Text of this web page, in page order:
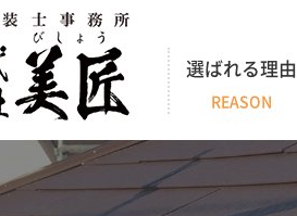
選ばれる理由
REASON